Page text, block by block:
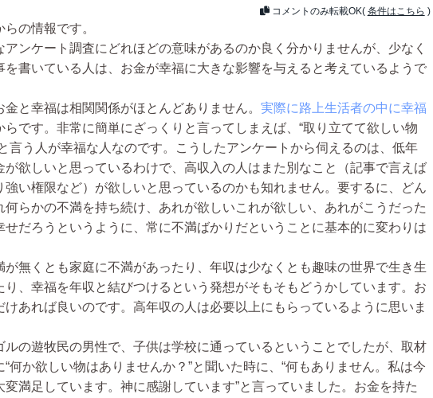
コメントのみ転載OK( 条件はこちら )
の情報です。
ンケート調査にどれほどの意味があるのか良く分かりませんが、少なく
を書いている人は、お金が幸福に大きな影響を与えると考えているようで
と幸福は相関関係がほとんどありません。 実際に路上生活者の中に幸福
らです。非常に簡単にざっくりと言ってしまえば、“取り立てて欲しい物
言う人が幸福な人なのです。こうしたアンケートから伺えるのは、低年
が欲しいと思っているわけで、高収入の人はまた別なこと（記事で言えば
強い権限など）が欲しいと思っているのかも知れません。要するに、どん
何らかの不満を持ち続け、あれが欲しいこれが欲しい、あれがこうだった
せだろうというように、常に不満ばかりだということに基本的に変わりは
無くとも家庭に不満があったり、年収は少なくとも趣味の世界で生き生
り、幸福を年収と結びつけるという発想がそもそもどうかしています。お
けあれば良いのです。高年収の人は必要以上にもらっているように思いま
の遊牧民の男性で、子供は学校に通っているということでしたが、取材
“何か欲しい物はありませんか？”と聞いた時に、“何もありません。私は今
変満足しています。神に感謝しています”と言っていました。お金を持た